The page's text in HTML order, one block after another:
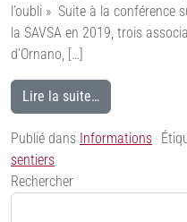
l’oubli » Suite à la conférence
la SAVSA en 2019, trois
d’Ornano, […]
Lire la suite…
Publié dans Informations
sentiers
Rechercher